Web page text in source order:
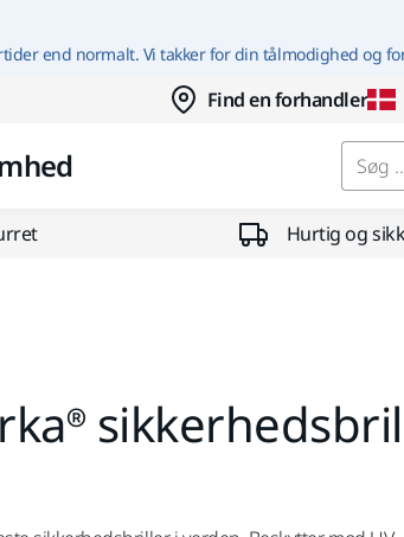
end normalt. Vi takker for din tålmodighed og
Find en forhandler
Søg ...
Hurtig og